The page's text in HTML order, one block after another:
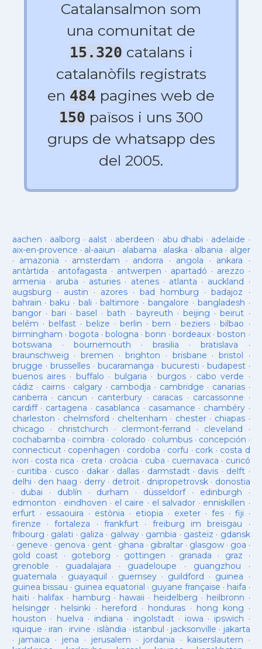
Catalansalmon som
una comunitat de
15.320 catalans i
catalanòfils registrats
en 484 pagines web de
150 països i uns 300
grups de whatsapp des
del 2005.
aachen · aalborg · aalst · aberdeen · abu dhabi · adelaide ·
aix-en-provence · al-aaiun · alabama · alaska · albania · alger
· amazonia · amsterdam · andorra · angola · ankara ·
antàrtida · antofagasta · antwerpen · apartadó · arezzo ·
armenia · aruba · asturies· atenes· atlanta · auckland ·
augsburg · austin · azores·bad homburg ·badajoz ·
bahrain ·baku · bali ·baltimore ·bangalore · bangladesh ·
bangor· bari ·basel ·bath · bayreuth ·beijing ·beirut ·
belém · belfast· belize · berlin ·bern ·beziers ·bilbao ·
birmingham · bogota · bologna ·bonn ·bordeaux ·boston ·
botswana · bournemouth ·brasilia ·bratislava ·
braunschweig · bremen ·brighton · brisbane · bristol ·
brugge · brusselles· bucaramanga · bucuresti · budapest·
buenos aires· buffalo · bulgaria · burgos· cabo verde ·
cádiz · cairns· calgary · cambodja · cambridge · canarias·
canberra · cancun · canterbury · caracas · carcassonne ·
cardiff· cartagena · casablanca · casamance · chambéry·
charleston · chelmsford · cheltenham · chester· chiapas ·
chicago · christchurch · clermont-ferrand · cleveland ·
cochabamba · coimbra · colorado · columbus· concepción ·
connecticut· copenhagen · cordoba · corfu · cork · costa d
ivori · costa rica · creta · croàcia · cuba · cuernavaca · curicó
· curitiba · cusco · dakar · dallas · darmstadt· davis · delft ·
delhi · den haag · derry· detroit· dnipropetrovsk· donostia
· dubai · dublín · durham · düsseldorf· edinburgh ·
edmonton · eindhoven · el caire · el salvador · enniskillen ·
erfurt· essaouira · estònia · etiopia · exeter· fes· fiji ·
firenze ·fortaleza · frankfurt· freiburg im breisgau ·
fribourg · galati · galiza · galway· gambia · gasteiz · gdansk
· geneve · genova · gent· ghana · gibraltar· glasgow· goa ·
gold coast · goteborg · gottingen · granada · graz ·
grenoble · guadalajara · guadeloupe · guangzhou ·
guatemala · guayaquil · guernsey· guildford · guinea ·
guinea bissau · guinea equatorial · guyane française · haifa ·
haiti · halifax · hamburg · hawaii · heidelberg · heilbronn ·
helsingør· helsinki · hereford · honduras· hong kong ·
houston · huelva · indiana · ingolstadt· iowa · ipswich ·
iquique · iran · irvine · islàndia · istanbul · jacksonville · jakarta
· jamaica · jena · jerusalem · jordania · kaiserslautern ·